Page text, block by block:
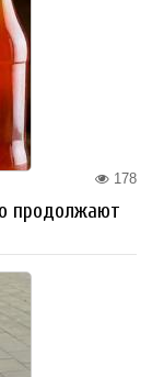
178
продолжают